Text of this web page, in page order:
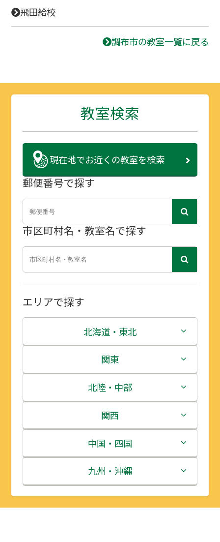
飛田給校
調布市の教室一覧に戻る
教室検索
現在地でお近くの教室を検索
郵便番号で探す
市区町村名・教室名で探す
エリアで探す
北海道・東北
北海道
青森県
岩手県
宮城県
秋田県
山形県
関東
茨城県
栃木県
群馬県
埼玉県
千葉県
北陸・中部
新潟県
富山県
石川県
福井県
関西
三重県
滋賀県
京都府
中国・四国
鳥取県
島根県
九州・沖縄
福岡県